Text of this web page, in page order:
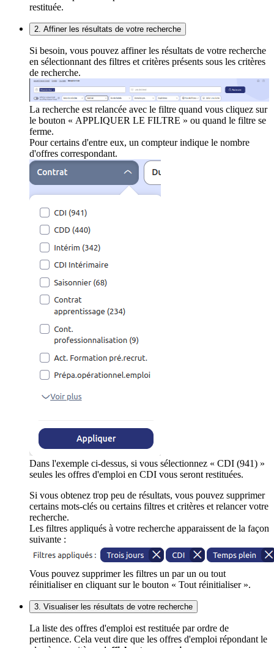
restituée.
2. Affiner les résultats de votre recherche
Si besoin, vous pouvez affiner les résultats de votre recherche
en sélectionnant des filtres et critères présents sous les critères
de recherche.
La recherche est relancée avec le filtre quand vous cliquez sur
le bouton « APPLIQUER LE FILTRE » ou quand le filtre se
ferme.
Pour certains d'entre eux, un compteur indique le nombre
d'offres correspondant.
Dans l'exemple ci-dessus, si vous sélectionnez « CDI (941) »
seules les offres d'emploi en CDI vous seront restituées.
Si vous obtenez trop peu de résultats, vous pouvez supprimer
certains mots-clés ou certains filtres et critères et relancer votre
recherche.
Les filtres appliqués à votre recherche apparaissent de la façon
suivante :
Vous pouvez supprimer les filtres un par un ou tout
réinitialiser en cliquant sur le bouton « Tout réinitialiser ».
3. Visualiser les résultats de votre recherche
La liste des offres d'emploi est restituée par ordre de
pertinence. Cela veut dire que les offres d'emploi répondant le